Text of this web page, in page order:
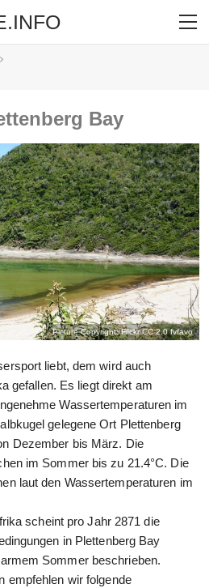
Bay
Picture Copyright: Flickr CC 2.0fvfavo
liebt, dem wird auch
gefallen. Es liegt direkt am
Wassertemperaturen im
gelegene Ort Plettenberg
Dezember bis März. Die
im Sommer bis zu 21.4°C. Die
laut den Wassertemperaturen im
scheint pro Jahr 2871 die
in Plettenberg Bay
Sommer beschrieben.
empfehlen wir folgende